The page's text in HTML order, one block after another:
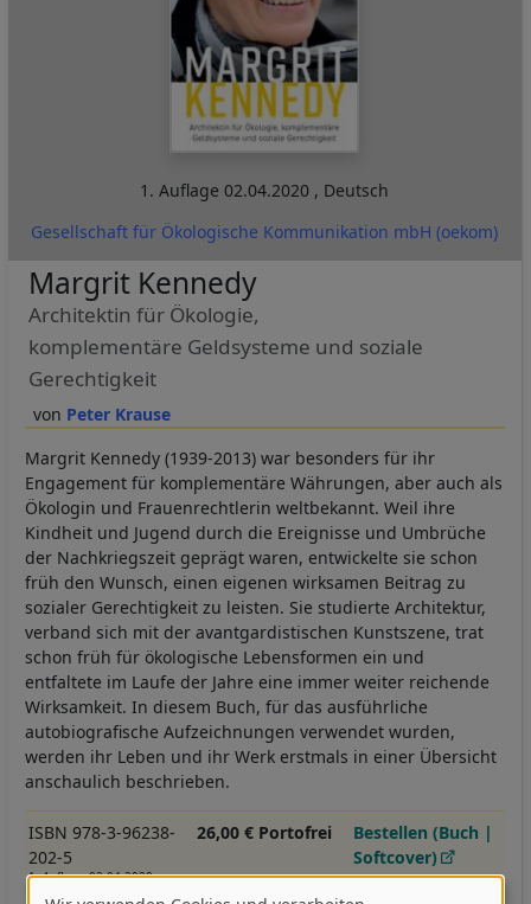
1. Auflage02.04.2020 , Deutsch
Gesellschaft für Ökologische Kommunikation mbH (oekom)
Peter Krause
Margrit Kennedy
Architektin für Ökologie,
komplementäre Geldsysteme und soziale
Gerechtigkeit
Margrit Kennedy (1939-2013) war besonders für ihr
Engagement für komplementäre Währungen, aber auch als
Ökologin und Frauenrechtlerin weltbekannt. Weil ihre
Kindheit und Jugend durch die Ereignisse und Umbrüche
der Nachkriegszeit geprägt waren, entwickelte sie schon
früh den Wunsch, einen eigenen wirksamen Beitrag zu
sozialer Gerechtigkeit zu leisten. Sie studierte Architektur,
verband sich mit der avantgardistischen Kunstszene, trat
schon früh für ökologische Lebensformen ein und
entfaltete im Laufe der Jahre eine immer weiter reichende
Wirksamkeit. In diesem Buch, für das ausführliche
autobiografische Aufzeichnungen verwendet wurden,
werden ihr Leben und ihr Werk erstmals in einer Übersicht
anschaulich beschrieben.
ISBN 978-3-96238-
202-5
1. Auflage 02.04.2020
26,00 € Portofrei
Bestellen (Buch |
Softcover)